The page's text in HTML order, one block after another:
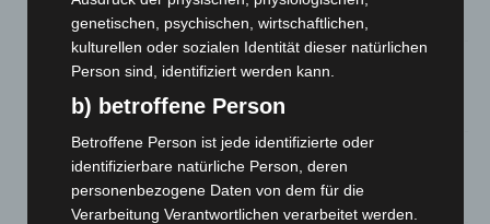
8. August 2026
8. August 2026
Niedersachsen: Feuerwehrkräfte kehren nach
Waldbrandeinsatz aus Spanien zurück
7. August 2026
genetischen, psychischen, wirtschaftlichen,
kulturellen oder sozialen Identität dieser natürlichen
Person sind, identifiziert werden kann.
b) betroffene Person
Betroffene Person ist jede identifizierte oder
identifizierbare natürliche Person, deren
personenbezogene Daten von dem für die
Verarbeitung Verantwortlichen verarbeitet werden.